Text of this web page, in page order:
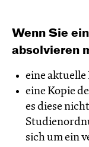
Wenn Sie
absolvieren
eine
eine Kopie
es diese
sich um ein